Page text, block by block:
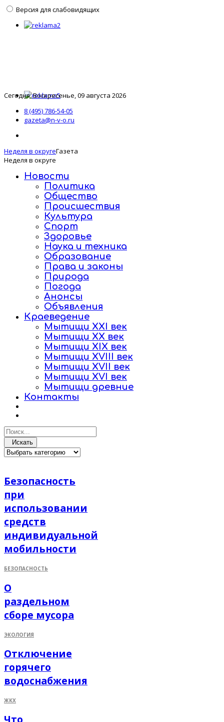
Версия для слабовидящих
Сегодня: Воскресенье, 09 августа 2026
8 (495) 786-54-05
gazeta@n-v-o.ru
Неделя в округеГазета
Неделя в округе
Новости
Политика
Общество
Происшествия
Культура
Спорт
Здоровье
Наука и техника
Образование
Права и законы
Природа
Погода
Анонсы
Объявления
Краеведение
Мытищи XXI век
Мытищи XX век
Мытищи XIX век
Мытищи XVIII век
Мытищи XVII век
Мытищи XVI век
Мытищи древние
Контакты
Искать
Безопасность
при
использовании
средств
индивидуальной
мобильности
БЕЗОПАСНОСТЬ
О
раздельном
сборе мусора
ЭКОЛОГИЯ
Отключение
горячего
водоснабжения
ЖКХ